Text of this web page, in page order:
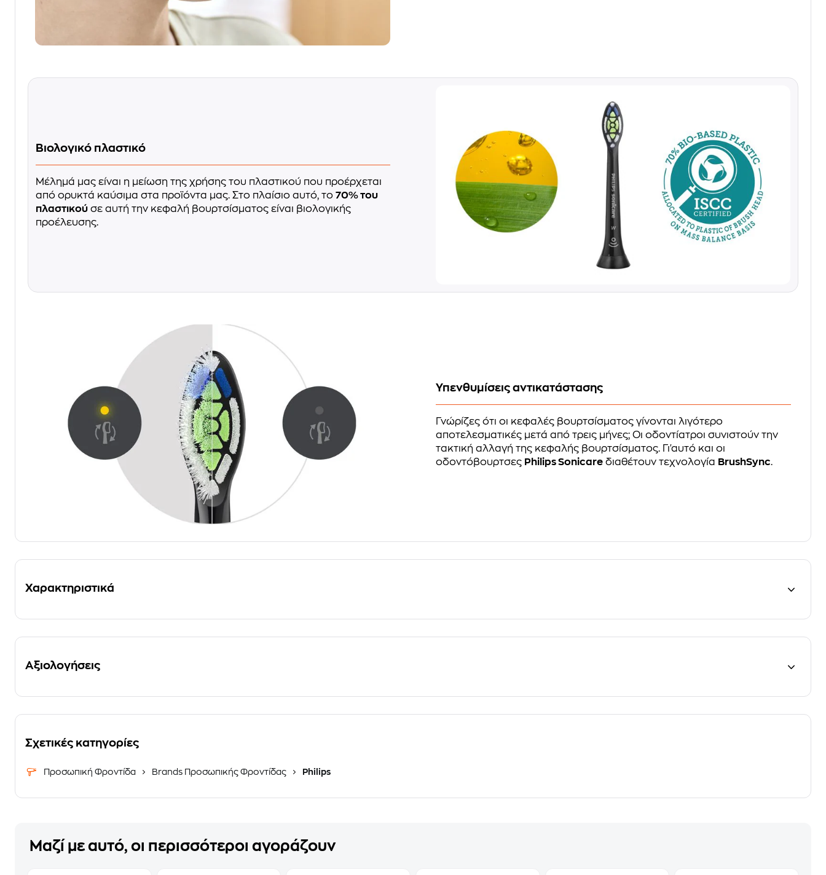
Βιολογικό πλαστικό
Μέλημά μας είναι η μείωση της χρήσης του πλαστικού που προέρχεται
από ορυκτά καύσιμα στα προϊόντα μας. Στο πλαίσιο αυτό, το 70% του
πλαστικού σε αυτή την κεφαλή βουρτσίσματος είναι βιολογικής
προέλευσης.
Υπενθυμίσεις αντικατάστασης
Γνώρίζες ότι οι κεφαλές βουρτσίσματος γίνονται λιγότερο
αποτελεσματικές μετά από τρεις μήνες; Οι οδοντίατροι συνιστούν την
τακτική αλλαγή της κεφαλής βουρτσίσματος. Γι'αυτό και οι
οδοντόβουρτσες Philips Sonicare διαθέτουν τεχνολογία BrushSync.
Χαρακτηριστικά
Αξιολογήσεις
Σχετικές κατηγορίες
Προσωπική Φροντίδα Brands Προσωπικής Φροντίδας Philips
Μαζί με αυτό, οι περισσότεροι αγοράζουν